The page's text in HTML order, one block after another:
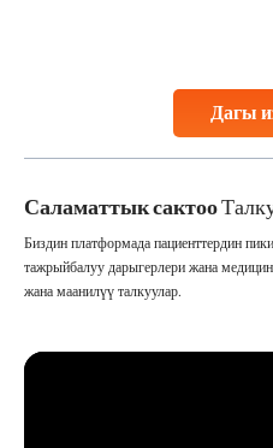
Дагы
collected, they process the
Саламаттык сактоо
Биздин платформада пациенттердин
тажрыйбалуу дарыгерлери жана
жана маанилүү талкуулар.